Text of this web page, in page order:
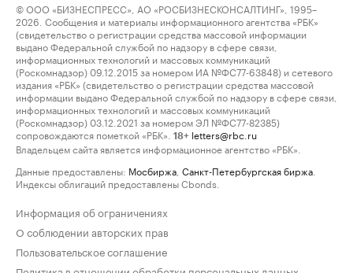
© ООО «БИЗНЕСПРЕСС», АО «РОСБИЗНЕСКОНСАЛТИНГ», 1995–
2026. Сообщения и материалы информационного агентства «РБК»
(свидетельство о регистрации средства массовой информации
выдано Федеральной службой по надзору в сфере связи,
информационных технологий и массовых коммуникаций
(Роскомнадзор) 09.12.2015 за номером ИА №ФС77-63848) и сетевого
издания «РБК» (свидетельство о регистрации средства массовой
информации выдано Федеральной службой по надзору в сфере связи,
информационных технологий и массовых коммуникаций
(Роскомнадзор) 03.12.2021 за номером ЭЛ №ФС77-82385)
сопровождаются пометкой «РБК».
18+ letters@rbc.ru
Владельцем сайта является информационное агентство «РБК».
Данные предоставлены: Мосбиржа Санкт-Петербургская биржа
Индексы облигаций предоставлены Cbonds.
Информация об ограничениях
О соблюдении авторских прав
Пользовательское соглашение